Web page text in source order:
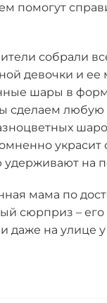
помогут
собрали
девочки и ее
шары в
сделаем любую
украсит
на
мама по
сюрприз –
даже на улице